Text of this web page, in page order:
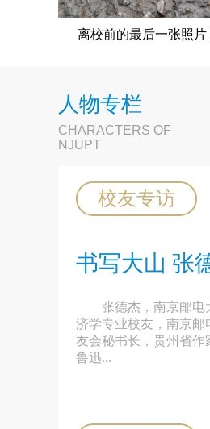
离校前的最后一张照片
人物专栏
CHARACTERS OF
NJUPT
校友专访
书写大山 张
张德杰，南京邮电
济学专业校友，南京邮
友会秘书长，贵州省作
鲁迅...